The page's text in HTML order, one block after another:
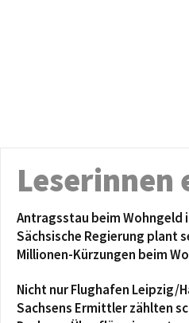
Leserinnen
Antragsstau beim Wohngeld
Sächsische Regierung plant
Millionen-Kürzungen beim
Nicht nur Flughafen Leipzig/
Sachsens Ermittler zählten